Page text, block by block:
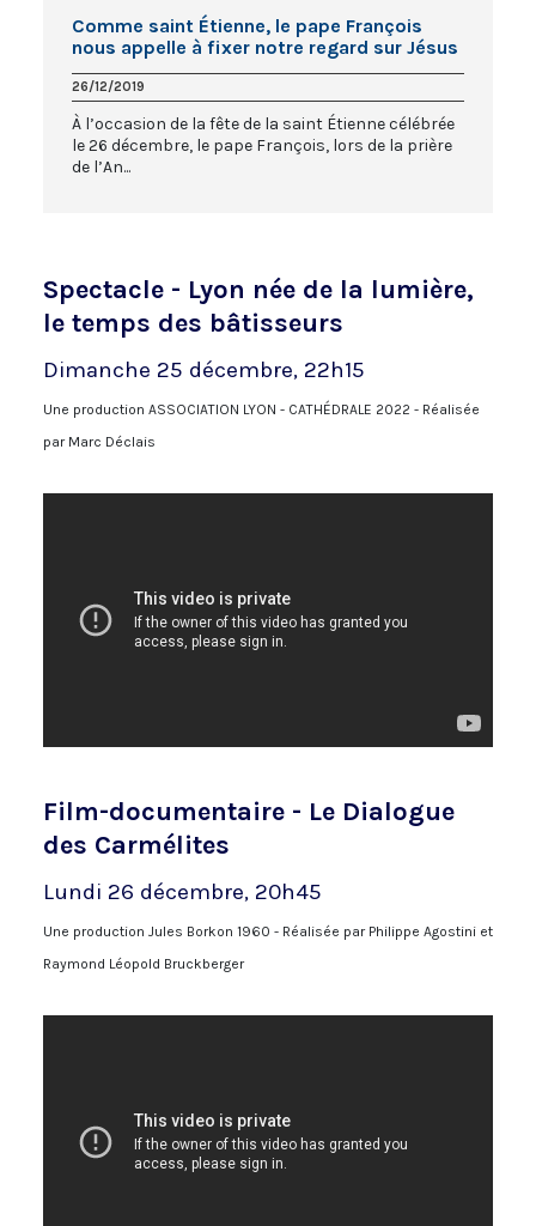
Comme saint Étienne, le pape François
nous appelle à fixer notre regard sur Jésus
26/12/2019
À l’occasion de la fête de la saint Étienne célébrée
le 26 décembre, le pape François, lors de la prière
de l’An...
Spectacle - Lyon née de la lumière,
le temps des bâtisseurs
Dimanche 25 décembre, 22h15
Une production ASSOCIATION LYON - CATHÉDRALE 2022 - Réalisée
par Marc Déclais
Film-documentaire - Le Dialogue
des Carmélites
Lundi 26 décembre, 20h45
Une production Jules Borkon 1960 - Réalisée par Philippe Agostini et
Raymond Léopold Bruckberger